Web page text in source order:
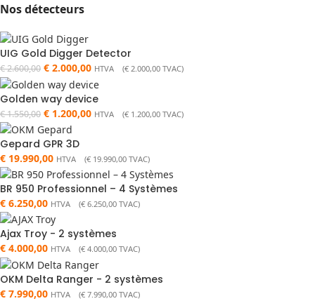
Nos détecteurs
UIG Gold Digger Detector
€2.600,00 € 2.000,00 HTVA (€ 2.000,00 TVAC)
Golden way device
€1.550,00 € 1.200,00 HTVA (€ 1.200,00 TVAC)
Gepard GPR 3D
€ 19.990,00 HTVA (€ 19.990,00 TVAC)
BR 950 Professionnel – 4 Systèmes
€ 6.250,00 HTVA (€ 6.250,00 TVAC)
Ajax Troy - 2 systèmes
€ 4.000,00 HTVA (€ 4.000,00 TVAC)
OKM Delta Ranger - 2 systèmes
€ 7.990,00 HTVA (€ 7.990,00 TVAC)